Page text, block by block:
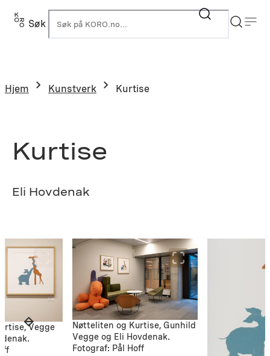
Hopp
Søk
Hjem Kunstverk Kurtise
Kurtise
Eli Hovdenak
Vegge
Nøtteliten og Kurtise, Gunhild
Vegge og Eli Hovdenak.
Fotograf: Pål Hoff